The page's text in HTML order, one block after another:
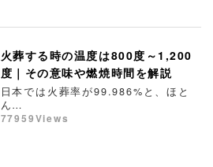
火葬する時の温度は800度～1,200
度｜その意味や燃焼時間を解説
日本では火葬率が99.986%と、ほと
ん…
77959Views